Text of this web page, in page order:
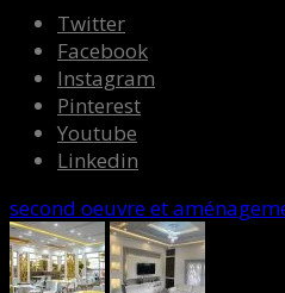
Twitter
Facebook
Instagram
Pinterest
Youtube
Linkedin
second oeuvre et